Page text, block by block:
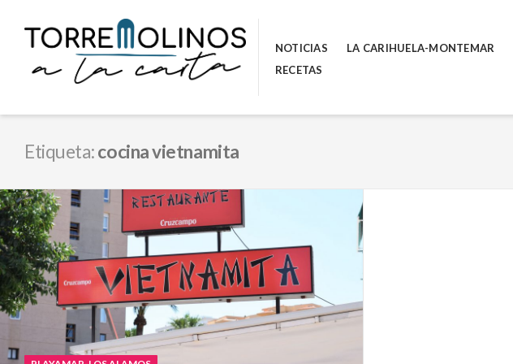
NOTICIAS LA CARIHUELA-MONTEMAR
RECETAS
Etiqueta:cocina vietnamita